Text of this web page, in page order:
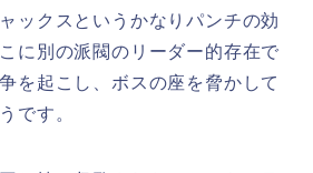
ックスというかなりパンチの効
に別の派閥のリーダー的存在で
を起こし、ボスの座を脅かして
です。